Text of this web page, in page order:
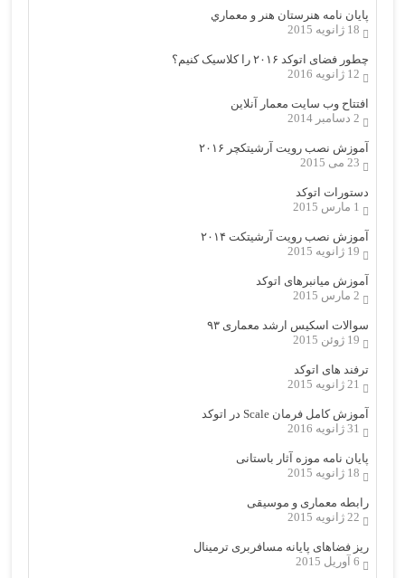
پایان نامه هنرستان هنر و معماري
18 ژانویه 2015
چطور فضای اتوکد ۲۰۱۶ را کلاسیک کنیم؟
12 ژانویه 2016
افتتاح وب سایت معمار آنلاین
2 دسامبر 2014
آموزش نصب رویت آرشیتکچر ۲۰۱۶
23 می 2015
دستورات اتوکد
1 مارس 2015
آموزش نصب رویت آرشیتکت ۲۰۱۴
19 ژانویه 2015
آموزش میانبرهای اتوکد
2 مارس 2015
سوالات اسکیس ارشد معماری ۹۳
19 ژوئن 2015
ترفند های اتوکد
21 ژانویه 2015
آموزش کامل فرمان Scale در اتوکد
31 ژانویه 2016
پایان نامه موزه آثار باستانی
18 ژانویه 2015
رابطه معماری و موسیقی
22 ژانویه 2015
ریز فضاهای پایانه مسافربری ترمینال
6 آوریل 2015